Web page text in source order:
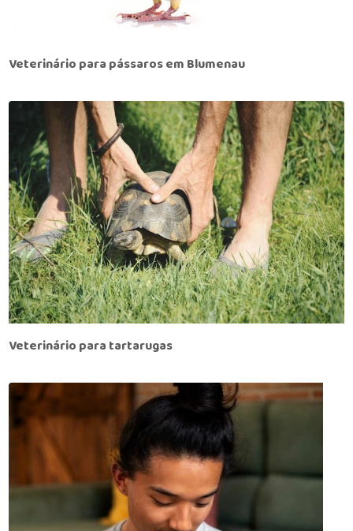
Veterinário para pássaros em Blumenau
Veterinário para tartarugas